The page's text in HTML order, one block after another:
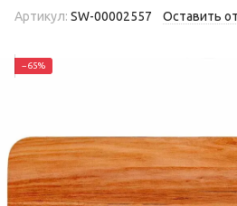
Артикул: SW-00002557 Оставить
−65%